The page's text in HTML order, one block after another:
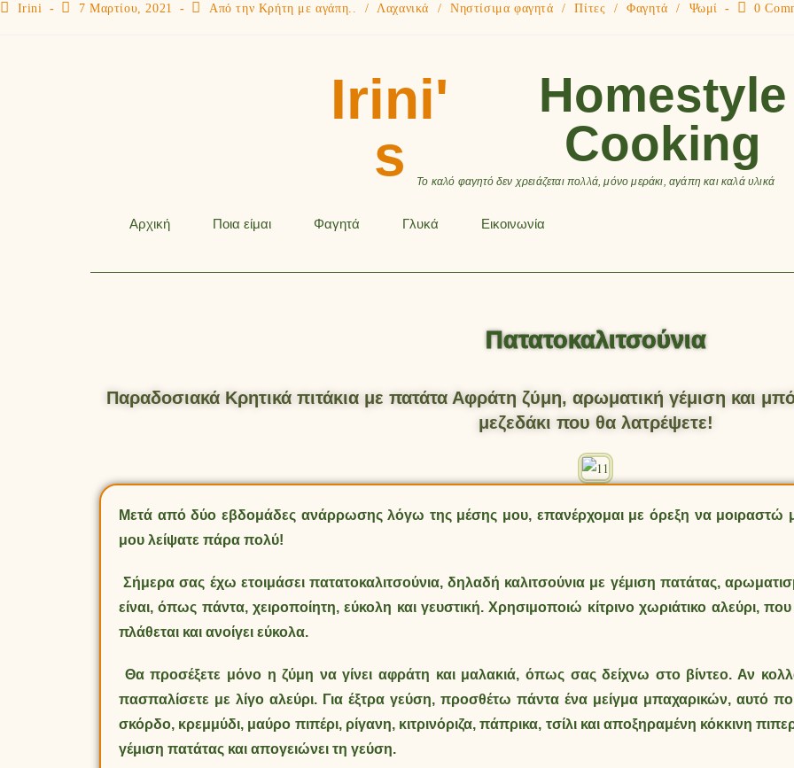
Irini 7 Μαρτίου, 2021 Από την Κρήτη με αγάπη.. / Λαχανικά / Νηστίσιμα φαγητά / Πίτες / Φαγητά / Ψωμί 0
Irini'
s
Homestyle
Cooking
Το καλό φαγητό δεν χρειάζεται πολλά, μόνο μεράκι, αγάπη και καλά υλικά
Αρχική Ποια είμαι Φαγητά Γλυκά Εικοινωνία
Πατατοκαλιτσούνια
Παραδοσιακά Κρητικά πιτάκια με πατάτα Αφράτη ζύμη, αρωματική γέμιση και
μεζεδάκι που θα λατρέψετε!
Μετά από δύο εβδομάδες ανάρρωσης λόγω της μέσης μου, επανέρχομαι με όρεξη να μοιραστώ
μου λείψατε πάρα πολύ!
Σήμερα σας έχω ετοιμάσει πατατοκαλιτσούνια, δηλαδή καλιτσούνια με γέμιση πατάτας,
είναι, όπως πάντα, χειροποίητη, εύκολη και γευστική. Χρησιμοποιώ κίτρινο χωριάτικο αλεύρι, που
πλάθεται και ανοίγει εύκολα.
Θα προσέξετε μόνο η ζύμη να γίνει αφράτη και μαλακιά, όπως σας δείχνω στο βίντεο. Αν
πασπαλίσετε με λίγο αλεύρι. Για έξτρα γεύση, προσθέτω πάντα ένα μείγμα μπαχαρικών, αυτό
σκόρδο, κρεμμύδι, μαύρο πιπέρι, ρίγανη, κιτρινόριζα, πάπρικα, τσίλι και αποξηραμένη κόκκινη
γέμιση πατάτας και απογειώνει τη γεύση.